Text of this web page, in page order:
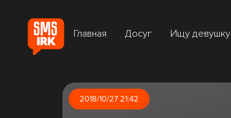
Главная Досуг Ищу девушку
2018/10/27 21:42